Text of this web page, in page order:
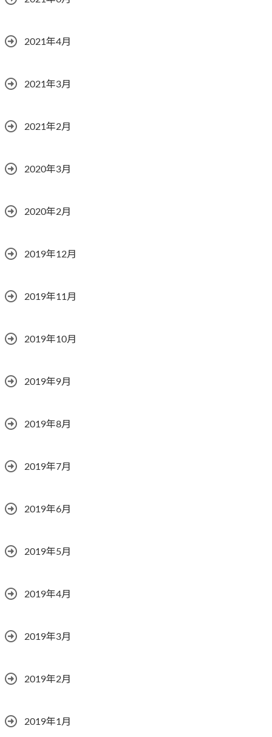
2021年4月
2021年3月
2021年2月
2020年3月
2020年2月
2019年12月
2019年11月
2019年10月
2019年9月
2019年8月
2019年7月
2019年6月
2019年5月
2019年4月
2019年3月
2019年2月
2019年1月